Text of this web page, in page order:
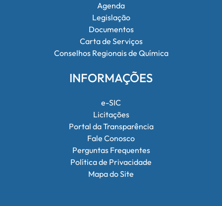
Agenda
Legislação
Documentos
Carta de Serviços
Conselhos Regionais de Química
INFORMAÇÕES
e-SIC
Licitações
Portal da Transparência
Fale Conosco
Perguntas Frequentes
Política de Privacidade
Mapa do Site